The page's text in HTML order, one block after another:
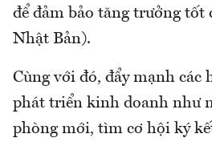
để đảm bảo tăng trưởng tốt
Nhật Bản).
Cùng với đó, đẩy mạnh các
phát triển kinh doanh như
phòng mới, tìm cơ hội ký